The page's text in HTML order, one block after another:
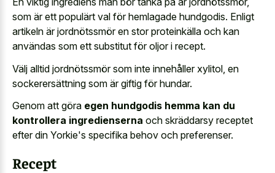
som är ett populärt val för hemlagade hundgodis. Enligt
artikeln är jordnötssmör en stor proteinkälla och kan
användas som ett substitut för oljor i recept.
Välj alltid jordnötssmör som inte innehåller xylitol, en
sockerersättning som är giftig för hundar.
Genom att göra egen hundgodis hemma kan du
kontrollera ingredienserna och skräddarsy receptet
efter din Yorkie's specifika behov och preferenser.
Recept